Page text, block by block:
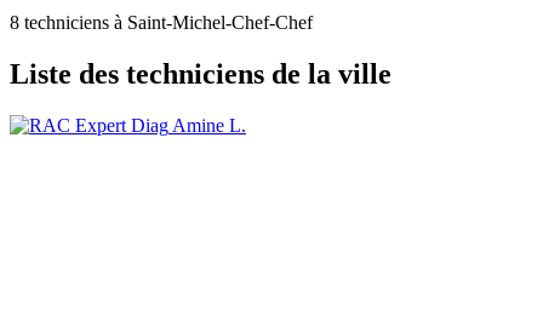
8 techniciens à Saint-Michel-Chef-Chef
Liste des techniciens de la ville
Amine L.